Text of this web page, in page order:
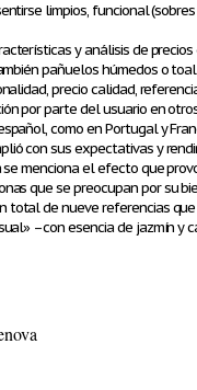
limpios, funcional
y análisis de
pañuelos húmedos o
precio calidad,
por parte del usuario en
como en Portugal y
con sus expectativas y
menciona el efecto que
que se preocupan por su
total de nueve referencias
–con esencia de jazmín y